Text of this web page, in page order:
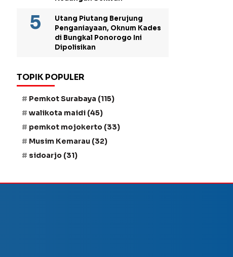
Utang Piutang Berujung
Penganiayaan, Oknum Kades
di Bungkal Ponorogo Ini
Dipolisikan
TOPIK POPULER
Pemkot Surabaya (115)
walikota maidi (45)
pemkot mojokerto (33)
Musim Kemarau (32)
sidoarjo (31)